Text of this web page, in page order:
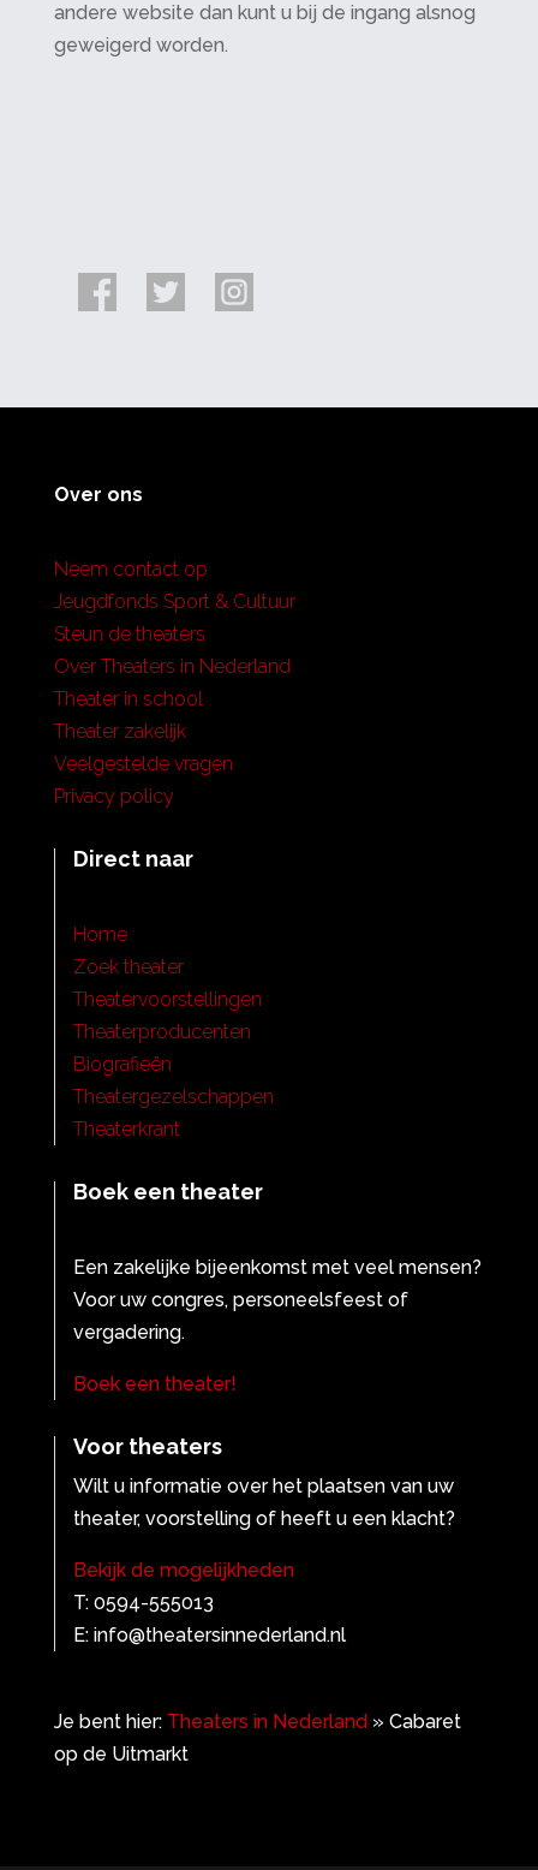
andere website dan kunt u bij de ingang alsnog
geweigerd worden.
Over ons
Neem contact op
Jeugdfonds Sport & Cultuur
Steun de theaters
Over Theaters in Nederland
Theater in school
Theater zakelijk
Veelgestelde vragen
Privacy policy
Direct naar
Home
Zoek theater
Theatervoorstellingen
Theaterproducenten
Biografieën
Theatergezelschappen
Theaterkrant
Boek een theater
Een zakelijke bijeenkomst met veel mensen?
Voor uw congres, personeelsfeest of
vergadering.
Boek een theater!
Voor theaters
Wilt u informatie over het plaatsen van uw
theater, voorstelling of heeft u een klacht?
Bekijk de mogelijkheden
T: 0594-555013
E: info@theatersinnederland.nl
Je bent hier: Theaters in Nederland» Cabaret
op de Uitmarkt